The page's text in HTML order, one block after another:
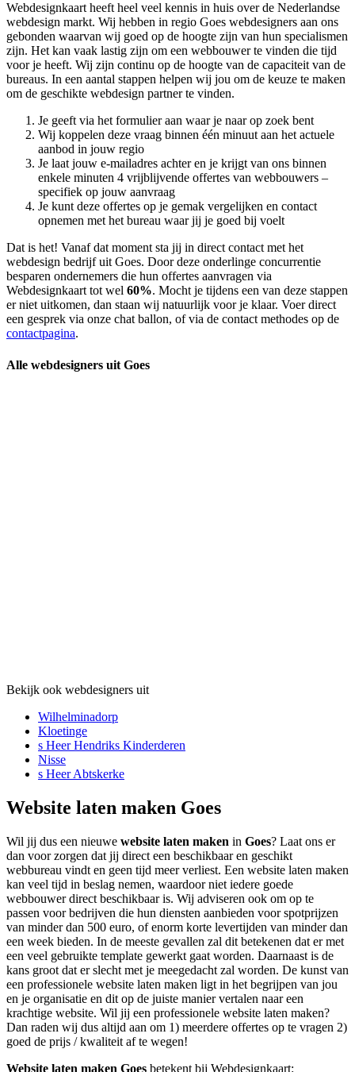
Webdesignkaart heeft heel veel kennis in huis over de Nederlandse
webdesign markt. Wij hebben in regio Goes webdesigners aan ons
gebonden waarvan wij goed op de hoogte zijn van hun specialismen
zijn. Het kan vaak lastig zijn om een webbouwer te vinden die tijd
voor je heeft. Wij zijn continu op de hoogte van de capaciteit van de
bureaus. In een aantal stappen helpen wij jou om de keuze te maken
om de geschikte webdesign partner te vinden.
Je geeft via het formulier aan waar je naar op zoek bent
Wij koppelen deze vraag binnen één minuut aan het actuele
aanbod in jouw regio
Je laat jouw e-mailadres achter en je krijgt van ons binnen
enkele minuten 4 vrijblijvende offertes van webbouwers –
specifiek op jouw aanvraag
Je kunt deze offertes op je gemak vergelijken en contact
opnemen met het bureau waar jij je goed bij voelt
Dat is het! Vanaf dat moment sta jij in direct contact met het
webdesign bedrijf uit Goes. Door deze onderlinge concurrentie
besparen ondernemers die hun offertes aanvragen via
Webdesignkaart tot wel 60%. Mocht je tijdens een van deze stappen
er niet uitkomen, dan staan wij natuurlijk voor je klaar. Voer direct
een gesprek via onze chat ballon, of via de contact methodes op de
contactpagina.
Alle webdesigners uit Goes
Bekijk ook webdesigners uit
Wilhelminadorp
Kloetinge
s Heer Hendriks Kinderderen
Nisse
s Heer Abtskerke
Website laten maken Goes
Wil jij dus een nieuwe website laten maken in Goes? Laat ons er
dan voor zorgen dat jij direct een beschikbaar en geschikt
webbureau vindt en geen tijd meer verliest. Een website laten maken
kan veel tijd in beslag nemen, waardoor niet iedere goede
webbouwer direct beschikbaar is. Wij adviseren ook om op te
passen voor bedrijven die hun diensten aanbieden voor spotprijzen
van minder dan 500 euro, of enorm korte levertijden van minder dan
een week bieden. In de meeste gevallen zal dit betekenen dat er met
een veel gebruikte template gewerkt gaat worden. Daarnaast is de
kans groot dat er slecht met je meegedacht zal worden. De kunst van
een professionele website laten maken ligt in het begrijpen van jou
en je organisatie en dit op de juiste manier vertalen naar een
krachtige website. Wil jij een professionele website laten maken?
Dan raden wij dus altijd aan om 1) meerdere offertes op te vragen 2)
goed de prijs / kwaliteit af te wegen!
Website laten maken Goes betekent bij Webdesignkaart: